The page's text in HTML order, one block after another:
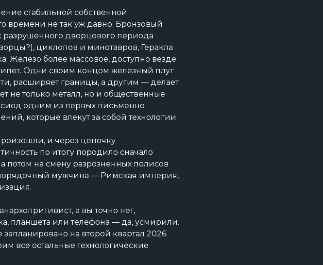
стабильной собственной
времени не так уж давно. Бронзовый
дворцового периода
циклопов и минотавров, Геракла
Железо более массовое, доступно везде.
Одни своим концом железный плуг
расширяет границы, а другим — делает
не только металл, но и общественные
одним из первых письменно
которые влекут за собой технологии.
и через цепочку
по итогу породило сначало
потом на смену разрозненных полисов
мужчина — Римская империя,
а вы точно нет,
планшета или телефона — да, усмирили.
на второй квартал 2026.
все остальные технологические